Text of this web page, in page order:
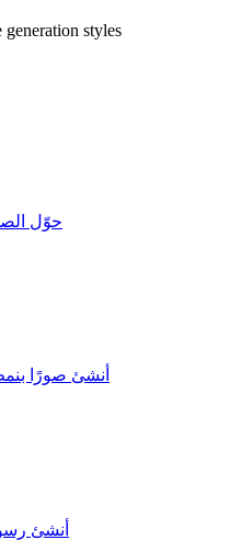
styles
حوّل
أنشئ صورًا
أنشئ